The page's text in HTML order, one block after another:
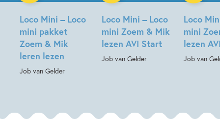
Loco Mini – Loco
mini pakket
Zoem & Mik
leren lezen
Job van Gelder
Loco Mini – Loco
mini Zoem & Mik
lezen AVI Start
Job van Gelder
Loco
mini
lezen
Job van